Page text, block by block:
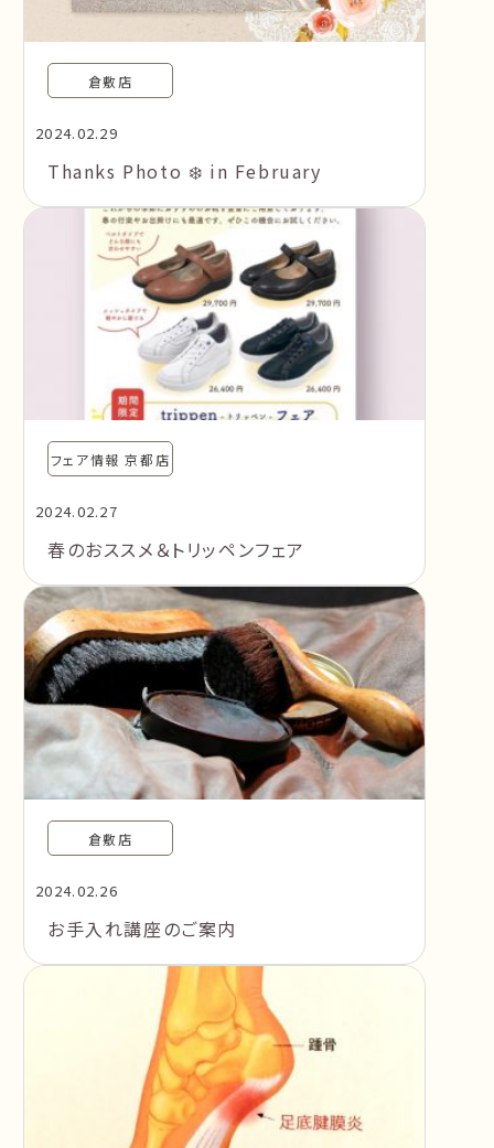
倉敷店
2024.02.29
Thanks Photo ❄️ in February
フェア情報 京都店
2024.02.27
春のおススメ＆トリッペンフェア
倉敷店
2024.02.26
お手入れ講座のご案内